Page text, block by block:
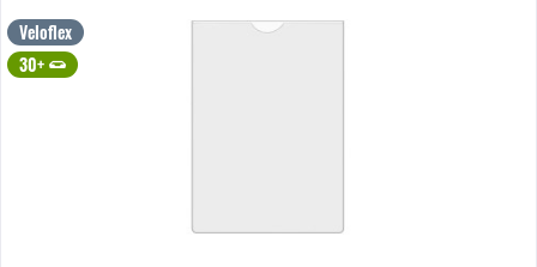
Veloflex
30+